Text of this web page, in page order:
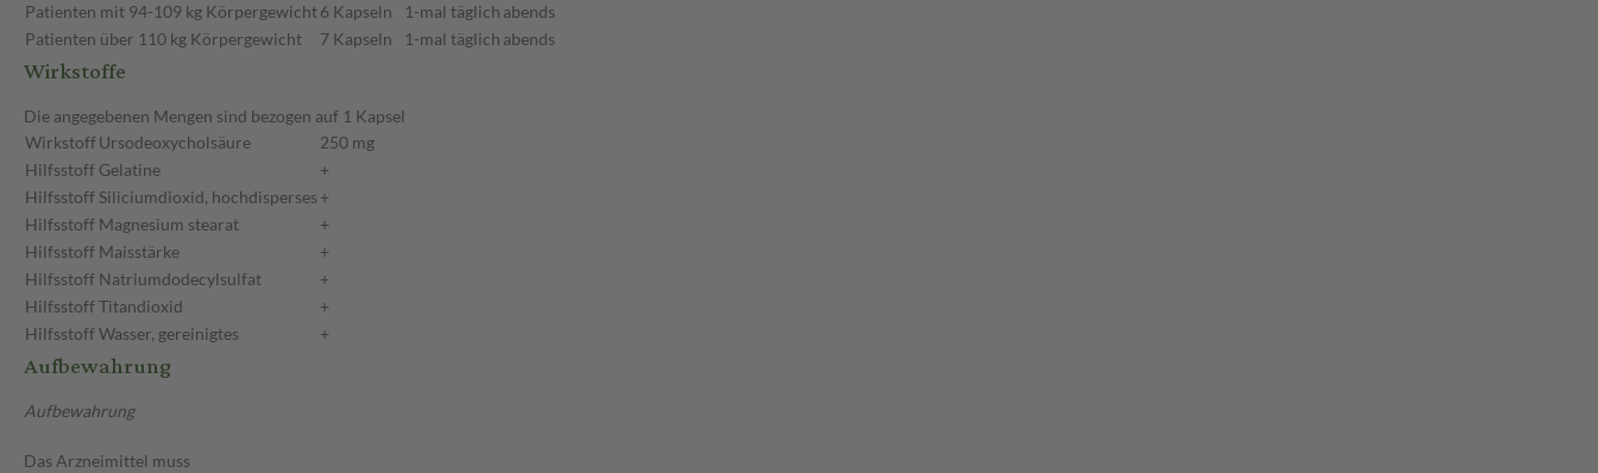
Patienten mit 94-109 kg Körpergewicht6 Kapseln 1-mal täglich abends
Patienten über 110 kg Körpergewicht
7 Kapseln 1-mal täglich abends
Wirkstoffe
Die angegebenen Mengen sind bezogen auf 1 Kapsel
WirkstoffUrsodeoxycholsäure
250 mg
Hilfsstoff Gelatine
+
Hilfsstoff Siliciumdioxid, hochdisperses +
Hilfsstoff Magnesium stearat
+
Hilfsstoff Maisstärke
+
Hilfsstoff Natriumdodecylsulfat
+
HilfsstoffTitandioxid
+
HilfsstoffWasser, gereinigtes +
Aufbewahrung
Aufbewahrung
Das Arzneimittel muss